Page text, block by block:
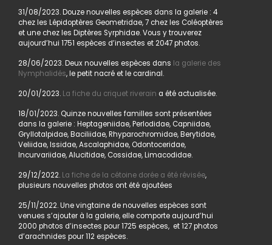
31/08/2023. Douze nouvelles espèces dans la galerie : 4
chez les Lépidoptères Geometridae, 7 chez les Coléoptères
et une chez les Diptères Syrphidae. Vous y trouverez
aujourd’hui 1751 espèces d’insectes et 2047 photos.
28/06/2023. Deux nouvelles espèces dans la galerie des
Nymphalidés, le petit nacré et le cardinal.
20/01/2023. La fiche du criquet riverain a été actualisée.
18/01/2023. Quinze nouvelles familles sont présentées
dans la galerie : Heptageniidae, Perlodidae, Capniidae,
Gryllotalpidae, Baciliidae, Rhyparochromidae, Berytidae,
Veliidae, Issidae, Ascalaphidae, Odontoceridae,
Incurvariidae, Alucitidae, Cossidae, Limacodidae.
29/12/2022. La fiche de la cétoine dorée a été révisée,
plusieurs nouvelles photos ont été ajoutées
25/11/2022. Une vingtaine de nouvelles espèces sont
venues s’ajouter à la galerie, elle comporte aujourd’hui
2000 photos d’insectes pour 1725 espèces, et 127 photos
d’arachnides pour 112 espèces.